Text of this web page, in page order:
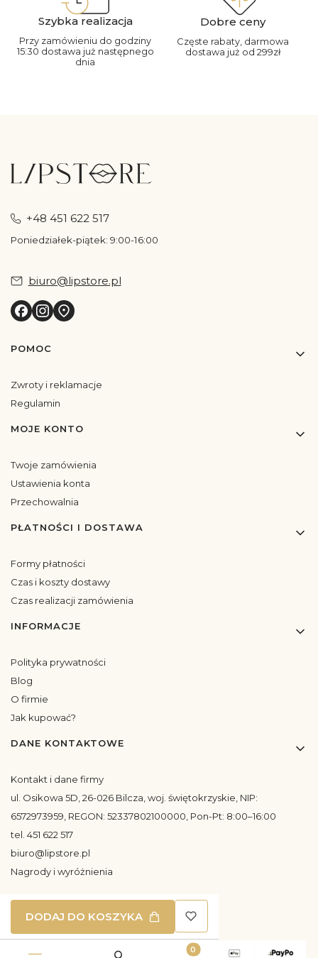
Szybka realizacja
Przy zamówieniu do godziny
15:30 dostawa już następnego
dnia
Dobre ceny
Częste rabaty, darmowa
dostawa już od 299zł
+48 451 622 517
Poniedziałek-piątek: 9:00-16:00
biuro@lipstore.pl
Linki w stopce
POMOC
Zwroty i reklamacje
Regulamin
MOJE KONTO
Twoje zamówienia
Ustawienia konta
Przechowalnia
PŁATNOŚCI I DOSTAWA
Formy płatności
Czas i koszty dostawy
Czas realizacji zamówienia
INFORMACJE
Polityka prywatności
Blog
O firmie
Jak kupować?
DANE KONTAKTOWE
Kontakt i dane firmy
ul. Osikowa 5D, 26-026 Bilcza, woj. świętokrzyskie, NIP:
6572973959, REGON: 52337802100000, Pon-Pt: 8:00–16:00
tel. 451 622 517
biuro@lipstore.pl
Nagrody i wyróżnienia
BEZPIECZNE PŁATNOŚCI
DODAJ DO KOSZYKA
Produkty w koszyku: 0.